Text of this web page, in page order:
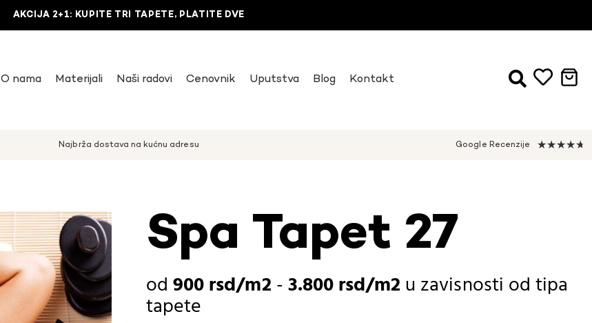
AKCIJA 2+1: KUPITE TRI TAPETE, PLATITE DVE
O nama Materijali Naši radovi Cenovnik Uputstva Blog Kontakt
Najbrža dostava na kućnu adresu Google Recenzije ★★★★★
Spa Tapet 27
900rsd -3.800rsd u zavisnosti od tipa
tapete